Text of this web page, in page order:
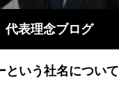
代表理念ブログ
という社名について